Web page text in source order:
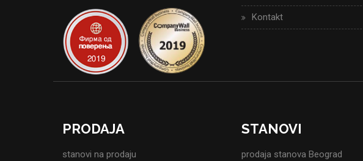
Kontakt
PRODAJA
stanovi na prodaju
STANOVI
prodaja stanova Beograd